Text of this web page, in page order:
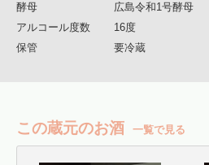
酵母
広島令和1号酵母
アルコール度数
16度
保管
要冷蔵
この蔵元のお酒 一覧で見る